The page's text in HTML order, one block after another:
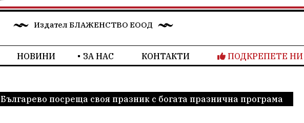
Издател БЛАЖЕНСТВО ЕООД
НОВИНИ ЗА НАС КОНТАКТИ ПОДКРЕПЕТЕ НИ
Българево посреща своя празник с богата празнична програма